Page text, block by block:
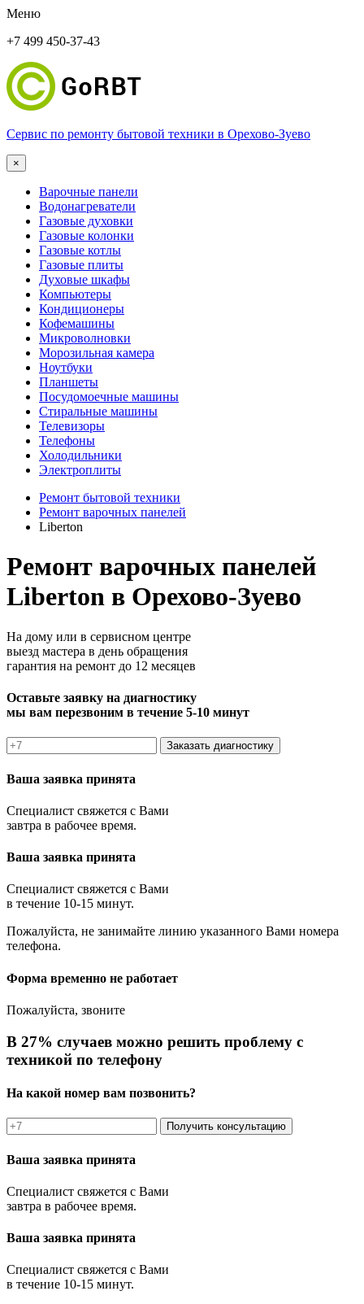
Меню
+7 499 450-37-43
Сервис по ремонту бытовой техники в Орехово-Зуево
×
Варочные панели
Водонагреватели
Газовые духовки
Газовые колонки
Газовые котлы
Газовые плиты
Духовые шкафы
Компьютеры
Кондиционеры
Кофемашины
Микроволновки
Морозильная камера
Ноутбуки
Планшеты
Посудомоечные машины
Стиральные машины
Телевизоры
Телефоны
Холодильники
Электроплиты
Ремонт бытовой техники
Ремонт варочных панелей
Liberton
Ремонт варочных панелей
Liberton в Орехово-Зуево
На дому или в сервисном центре
выезд мастера в день обращения
гарантия на ремонт до 12 месяцев
Оставьте заявку на диагностику
мы вам перезвоним в течение 5-10 минут
Заказать диагностику
Ваша заявка принята
Специалист свяжется с Вами
завтра в рабочее время.
Ваша заявка принята
Специалист свяжется с Вами
в течение 10-15 минут.
Пожалуйста, не занимайте линию указанного Вами номера
телефона.
Форма временно не работает
Пожалуйста, звоните
В 27% случаев можно решить проблему с
техникой по телефону
На какой номер вам позвонить?
Получить консультацию
Ваша заявка принята
Специалист свяжется с Вами
завтра в рабочее время.
Ваша заявка принята
Специалист свяжется с Вами
в течение 10-15 минут.